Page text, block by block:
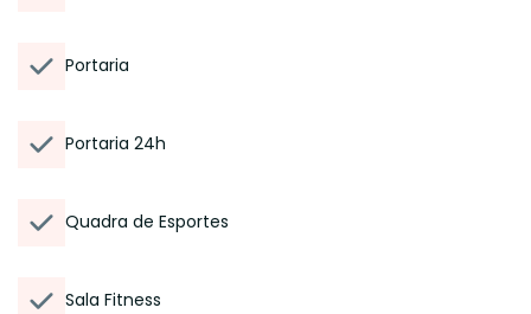
Portaria
Portaria 24h
Quadra de Esportes
Sala Fitness